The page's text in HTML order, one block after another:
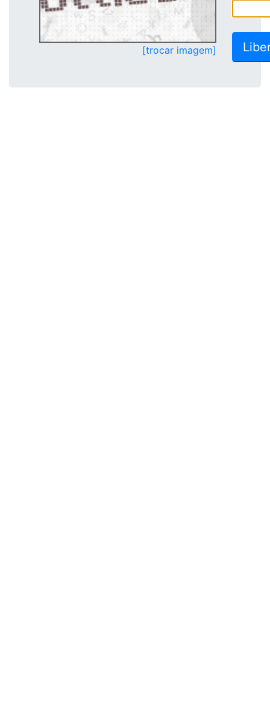
[trocar imagem]